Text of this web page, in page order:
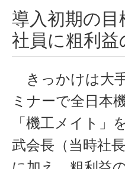
導入初期の
社員に粗利益
きっかけは大
ミナーで全日本
「機工メイト」
武会長（当時社